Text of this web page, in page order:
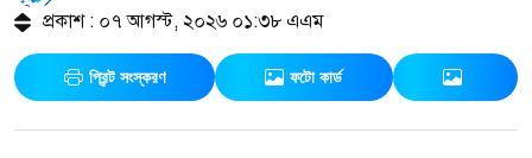
প্রকাশ : ০৭ আগস্ট, ২০২৬ ০১:৩৮ এএম
প্রিন্ট সংস্করণ ফটো কার্ড